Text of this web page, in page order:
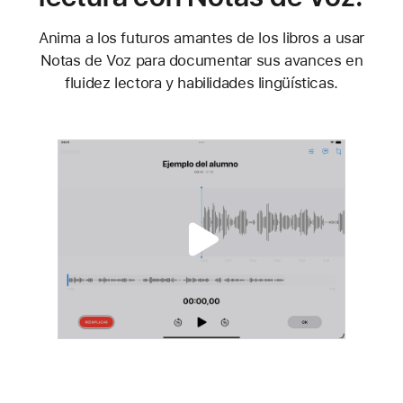
Anima a los futuros amantes de los libros a usar
Notas de Voz para documentar sus avances en
fluidez lectora y habilidades lingüísticas.